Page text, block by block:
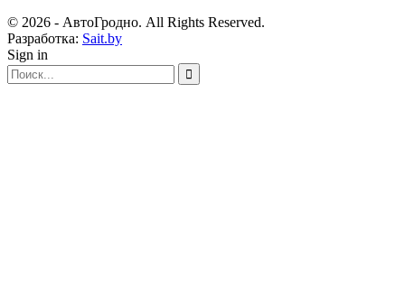
© 2026 - АвтоГродно. All Rights Reserved.
Разработка: Sait.by
Sign in